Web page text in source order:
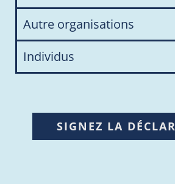
Autre organisations
Individus
SIGNEZ LA